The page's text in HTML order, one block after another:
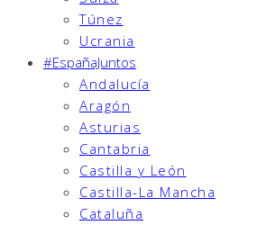
Túnez
Ucrania
#EspañaJuntos
Andalucía
Aragón
Asturias
Cantabria
Castilla y León
Castilla-La Mancha
Cataluña